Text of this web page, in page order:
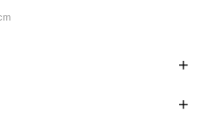
ön plana çıkarıyor. Hakiki
rahatlık sunarken,